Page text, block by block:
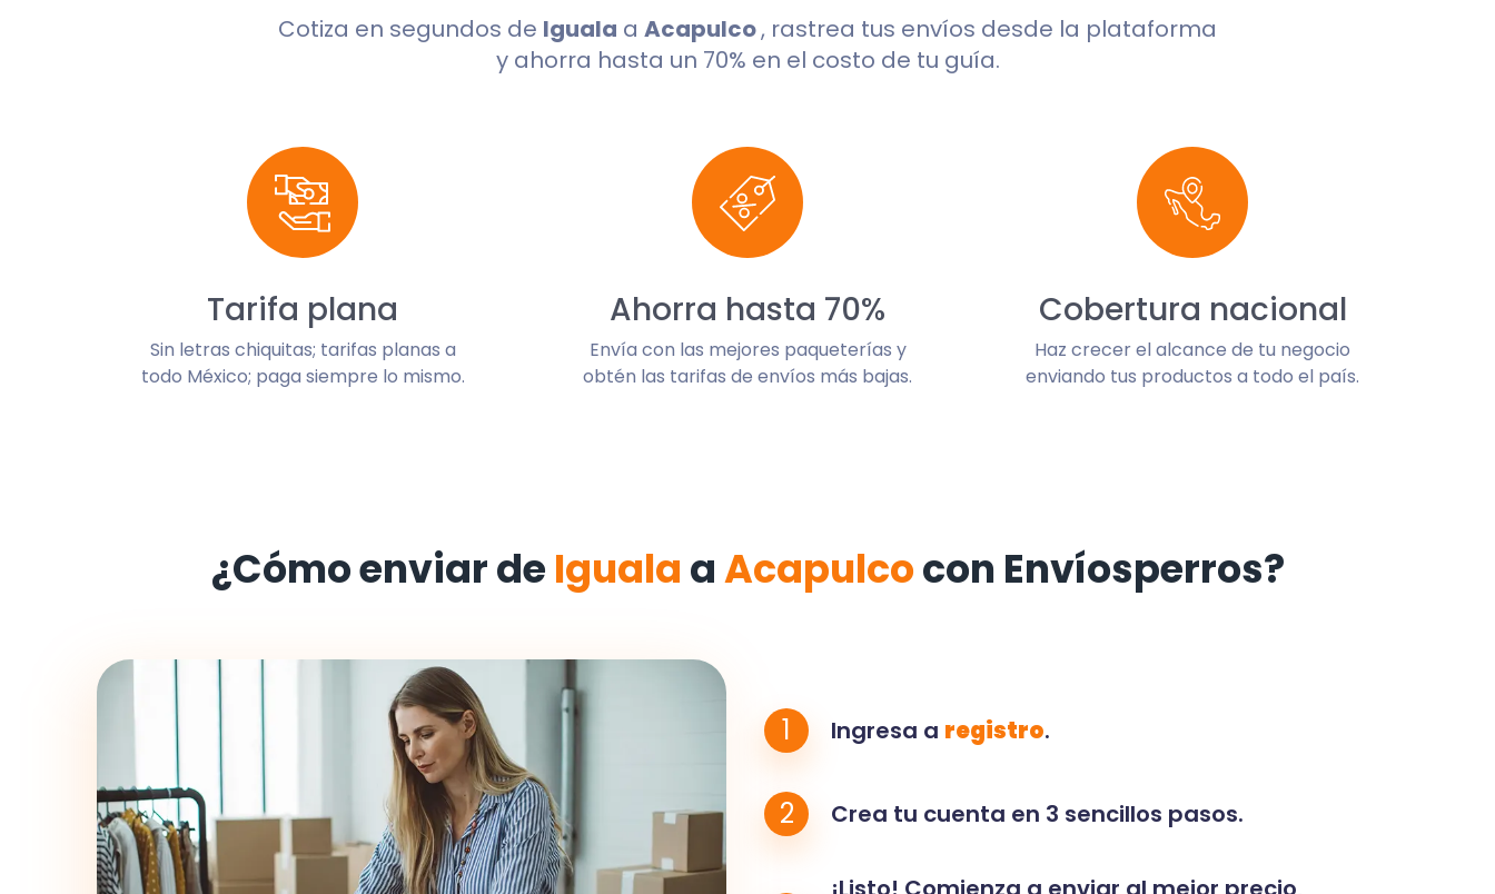
Cotiza en segundos de Iguala a Acapulco, rastrea tus envíos desde la plataforma
y ahorra hasta un 70% en el costo de tu guía.
Tarifa plana
Sin letras chiquitas; tarifas planas a
todo México; paga siempre lo mismo.
Ahorra hasta 70%
Envía con las mejores paqueterías y
obtén las tarifas de envíos más bajas.
Cobertura nacional
Haz crecer el alcance de tu negocio
enviando tus productos a todo el país.
¿Cómo enviar de Iguala aAcapulcocon Envíosperros?
1 Ingresa a registro.
2 Crea tu cuenta en 3 sencillos pasos.